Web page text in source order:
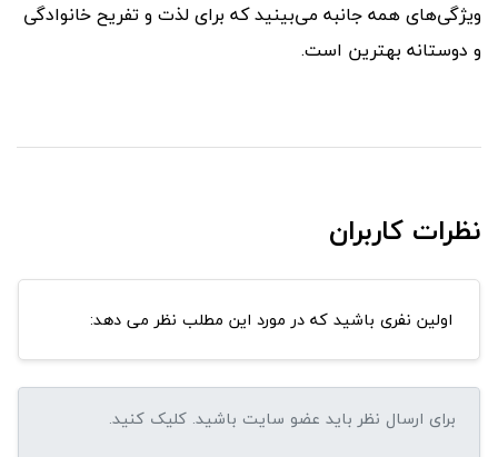
ویژگی‌هاى همه جانبه مى‌بینید که برای لذت و تفریح خانوادگی
و دوستانه بهترین است.
نظرات کاربران
اولین نفری باشید که در مورد این مطلب نظر می دهد: